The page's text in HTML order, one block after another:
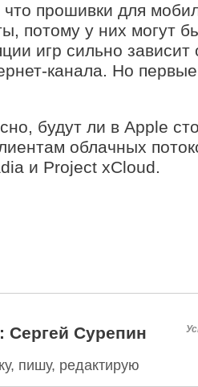
что прошивки для
потому у них могут
игр сильно зависит
канала. Но
будут ли в Apple
облачных
и Project xCloud.
Сергей Сурепин
пишу, редактирую